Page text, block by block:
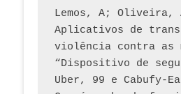
Lemos, A; Oliveira,
Aplicativos de
violência contra as
“Dispositivo de
Uber, 99 e Cabufy-